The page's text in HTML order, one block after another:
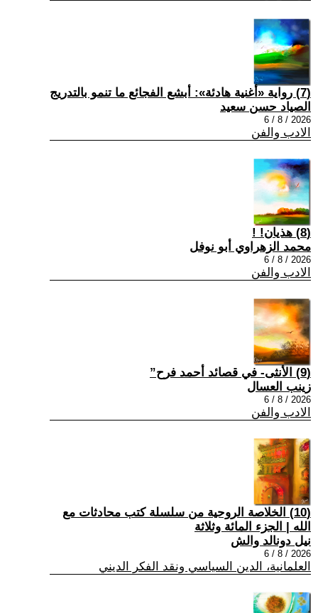
(7) رواية «أغنية هادئة»: أبشع الفجائع ما تنمو بالتدريج
الصياد حسن سعيد
2026 / 8 / 6
الادب والفن
(8) هذيان! !
محمد الزهراوي أبو نوفل
2026 / 8 / 6
الادب والفن
(9) الأنثى- في قصائد أحمد فرح”
زينب العسال
2026 / 8 / 6
الادب والفن
(10) الخلاصة الروحية من سلسلة كتب محادثات مع
الله | الجزء المائة وثلاثة
نيل دونالد والش
2026 / 8 / 6
العلمانية، الدين السياسي ونقد الفكر الديني